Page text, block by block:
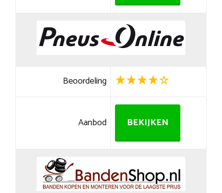
Beoordeling
Aanbod BEKIJKEN